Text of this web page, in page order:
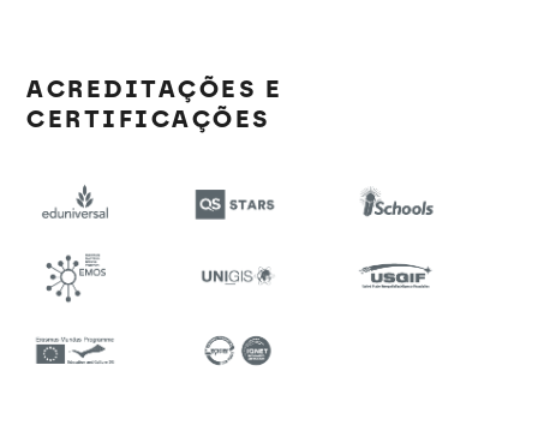
ACREDITAÇÕES E
CERTIFICAÇÕES